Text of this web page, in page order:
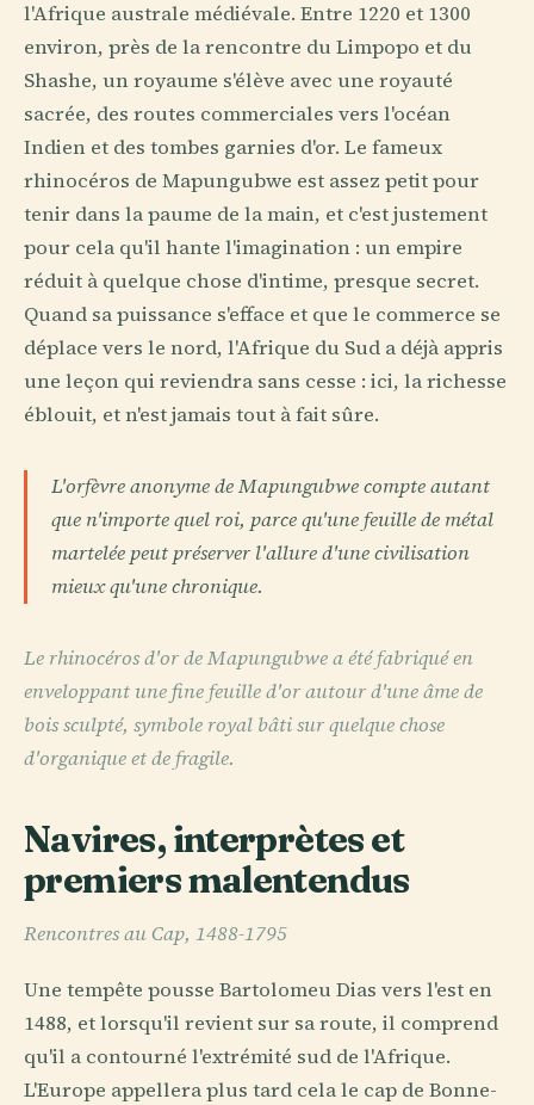
l'Afrique australe médiévale. Entre 1220 et 1300
environ, près de la rencontre du Limpopo et du
Shashe, un royaume s'élève avec une royauté
sacrée, des routes commerciales vers l'océan
Indien et des tombes garnies d'or. Le fameux
rhinocéros de Mapungubwe est assez petit pour
tenir dans la paume de la main, et c'est justement
pour cela qu'il hante l'imagination : un empire
réduit à quelque chose d'intime, presque secret.
Quand sa puissance s'efface et que le commerce se
déplace vers le nord, l'Afrique du Sud a déjà appris
une leçon qui reviendra sans cesse : ici, la richesse
éblouit, et n'est jamais tout à fait sûre.
L'orfèvre anonyme de Mapungubwe compte autant
que n'importe quel roi, parce qu'une feuille de métal
martelée peut préserver l'allure d'une civilisation
mieux qu'une chronique.
Le rhinocéros d'or de Mapungubwe a été fabriqué en
enveloppant une fine feuille d'or autour d'une âme de
bois sculpté, symbole royal bâti sur quelque chose
d'organique et de fragile.
Navires, interprètes et
premiers malentendus
Rencontres au Cap, 1488-1795
Une tempête pousse Bartolomeu Dias vers l'est en
1488, et lorsqu'il revient sur sa route, il comprend
qu'il a contourné l'extrémité sud de l'Afrique.
L'Europe appellera plus tard cela le cap de Bonne-